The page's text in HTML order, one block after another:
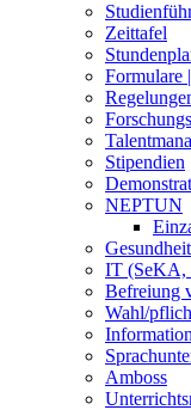
Zeittafel
Formulare
Stipendien
NEPTUN
IT (SeKA,
Befreiung
Wahl/
Amboss